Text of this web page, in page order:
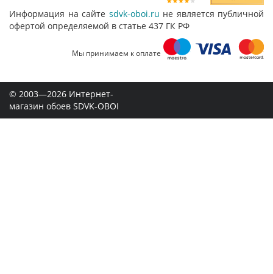
Информация на сайте sdvk-oboi.ru не является публичной
офертой определяемой в статье 437 ГК РФ
Мы принимаем к оплате
© 2003—2026 Интернет-
магазин обоев SDVK-OBOI